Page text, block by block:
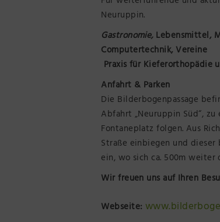
Neuruppin.
Gastronomie,Lebensmittel,
Computertechnik, Vereine
Praxis für Kieferorthopädie
Anfahrt & Parken
Die Bilderbogenpassage
Abfahrt „Neuruppin Süd“,
Fontaneplatz folgen. Aus
Straße einbiegen und
ein, wo sich ca. 500m
Wir freuen uns auf Ihren
Webseite: